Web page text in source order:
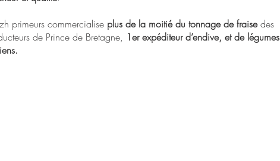
primeurs commercialise plus de la moitié du tonnage de fraisedes
de Prince de Bretagne, 1er expéditeur d’endive, et de légumes